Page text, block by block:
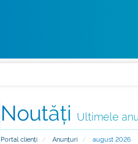
Noutăți Ultimele
Portal clienți Anunțuri august 2026